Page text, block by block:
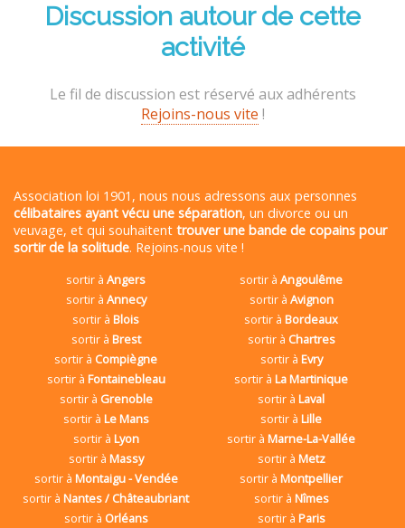
Discussion autour de cette
activité
Le fil de discussion est réservé aux adhérents
Rejoins-nous vite !
Association loi 1901, nous nous adressons aux personnes
célibataires ayant vécu une séparation, un divorce ou un
veuvage, et qui souhaitent trouver une bande de copains pour
sortir de la solitude. Rejoins-nous vite !
sortir àAngers sortir àAngoulême
sortir à Annecy sortir à Avignon
sortir àBlois sortir àBordeaux
sortir à Brest sortir à Chartres
sortir à Compiègne sortir à Evry
sortir à Fontainebleau sortir àLa Martinique
sortir à Grenoble sortir àLaval
sortir à Le Mans sortir àLille
sortir à Lyon sortir àMarne-La-Vallée
sortir à Massy sortir à Metz
sortir à Montaigu - Vendée sortir àMontpellier
sortir àNantes / Châteaubriant sortir à Nîmes
sortir à Orléans sortir à Paris